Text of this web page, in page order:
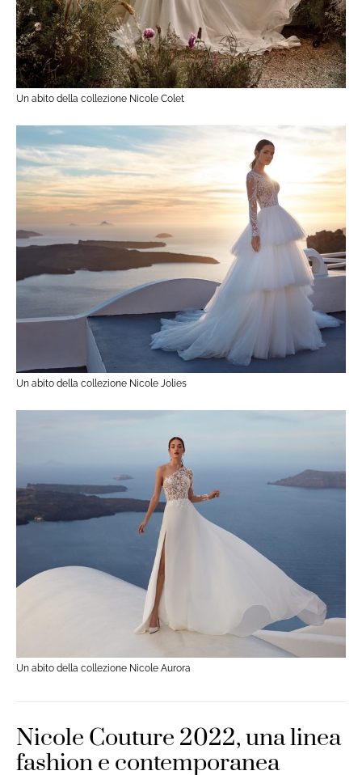
Un abito della collezione Nicole Colet
Un abito della collezione Nicole Jolies
Un abito della collezione Nicole Aurora
Nicole Couture 2022, una linea
fashion e contemporanea